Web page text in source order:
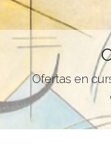
Ofertas en